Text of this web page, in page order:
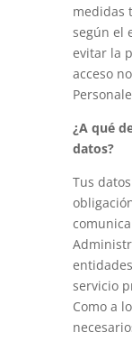
medidas
según el
evitar la
acceso
¿A qué
datos?
Tus
servicio
Como a